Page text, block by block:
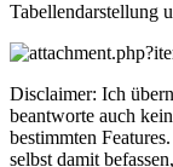
Tabellendarstellung
Disclaimer: Ich
beantworte auch
bestimmten
selbst damit